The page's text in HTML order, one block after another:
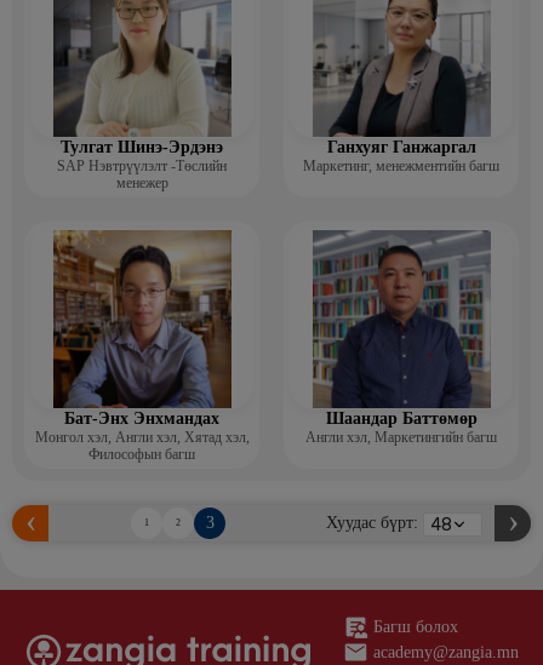
Тулгат Шинэ-Эрдэнэ
SAP Нэвтрүүлэлт -Төслийн
менежер
Ганхуяг Ганжаргал
Маркетинг, менежментийн багш
Бат-Энх Энхмандах
Монгол хэл, Англи хэл, Хятад хэл,
Философын багш
Шаандар Баттөмөр
Англи хэл, Маркетингийн багш
1 2 3 Хуудас бүрт:
Багш болох
academy@zangia.mn